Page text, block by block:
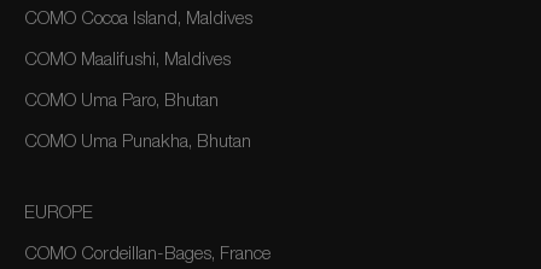
COMO Cocoa Island, Maldives
COMO Maalifushi, Maldives
COMO Uma Paro, Bhutan
COMO Uma Punakha, Bhutan
EUROPE
COMO Cordeillan-Bages, France